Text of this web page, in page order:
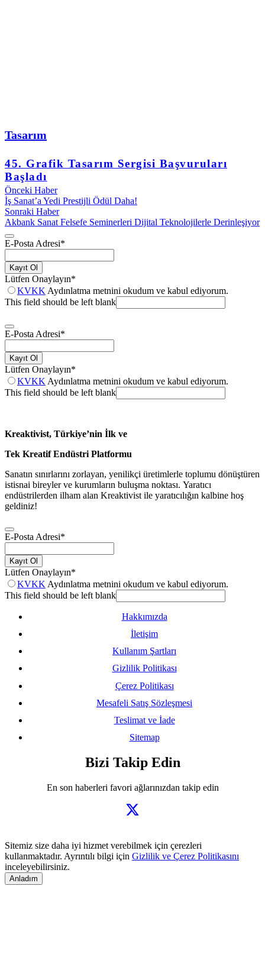
Tasarım
45. Grafik Tasarım Sergisi Başvuruları
Başladı
Önceki Haber
İş Sanat’a Yedi Prestijli Ödül Daha!
Sonraki Haber
Akbank Sanat Felsefe Seminerleri Dijital Teknolojilerle Derinleşiyor
E-Posta Adresi*
Kayıt Ol
Lütfen Onaylayın*
KVKK Aydınlatma metnini okudum ve kabul ediyorum.
This field should be left blank
E-Posta Adresi*
Kayıt Ol
Lütfen Onaylayın*
KVKK Aydınlatma metnini okudum ve kabul ediyorum.
This field should be left blank
Kreaktivist, Türkiye’nin İlk ve
Tek Kreatif Endüstri Platformu
Sanatın sınırlarını zorlayan, yenilikçi üretimlerle toplumu dönüştüren
istisnai bireyler ve kurumların buluşma noktası. Yaratıcı
endüstrilerden ilham alan Kreaktivist ile yaratıcılığın kalbine hoş
geldiniz!
E-Posta Adresi*
Kayıt Ol
Lütfen Onaylayın*
KVKK Aydınlatma metnini okudum ve kabul ediyorum.
This field should be left blank
Hakkımızda
İletişim
Kullanım Şartları
Gizlilik Politikası
Çerez Politikası
Mesafeli Satış Sözleşmesi
Teslimat ve İade
Sitemap
Bizi Takip Edin
En son haberleri favori ağlarınızdan takip edin
Sitemiz size daha iyi hizmet verebilmek için çerezleri
kullanmaktadır. Ayrıntılı bilgi için Gizlilik ve Çerez Politikasını
inceleyebilirsiniz.
Anladım